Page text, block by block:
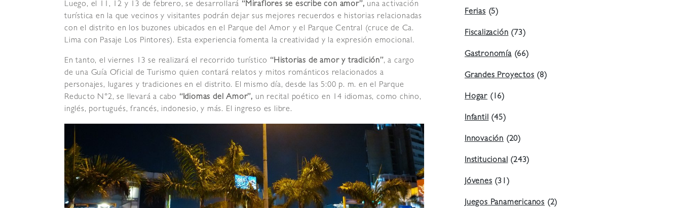
Luego, el 11, 12 y 13 de febrero, se desarrollará “Miraflores se escribe con amor”, una activación
turística en la que vecinos y visitantes podrán dejar sus mejores recuerdos e historias relacionadas
con el distrito en los buzones ubicados en el Parque del Amor y el Parque Central (cruce de Ca.
Lima con Pasaje Los Pintores). Esta experiencia fomenta la creatividad y la expresión emocional.
En tanto, el viernes 13 se realizará el recorrido turístico “Historias de amor y tradición”, a cargo
de una Guía Oficial de Turismo quien contará relatos y mitos románticos relacionados a
personajes, lugares y tradiciones en el distrito. El mismo día, desde las 5:00 p. m. en el Parque
Reducto N°2, se llevará a cabo “Idiomas del Amor”, un recital poético en 14 idiomas, como chino,
inglés, portugués, francés, indonesio, y más. El ingreso es libre.
Ferias(5)
Fiscalización(73)
Gastronomía(66)
Grandes Proyectos(8)
Hogar (16)
Infantil(45)
Innovación (20)
Institucional(243)
Jóvenes(31)
Juegos Panamericanos (2)